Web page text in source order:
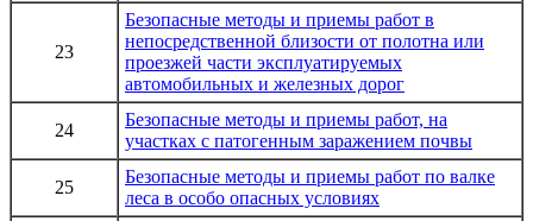
23
Безопасные методы и приемы работ в
непосредственной близости от полотна или
проезжей части эксплуатируемых
автомобильных и железных дорог
24
Безопасные методы и приемы работ, на
участках с патогенным заражением почвы
25
Безопасные методы и приемы работ по валке
леса в особо опасных условиях